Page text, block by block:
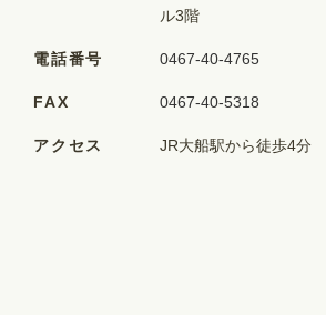
ル3階
電話番号 0467-40-4765
FAX 0467-40-5318
アクセス JR大船駅から徒歩4分